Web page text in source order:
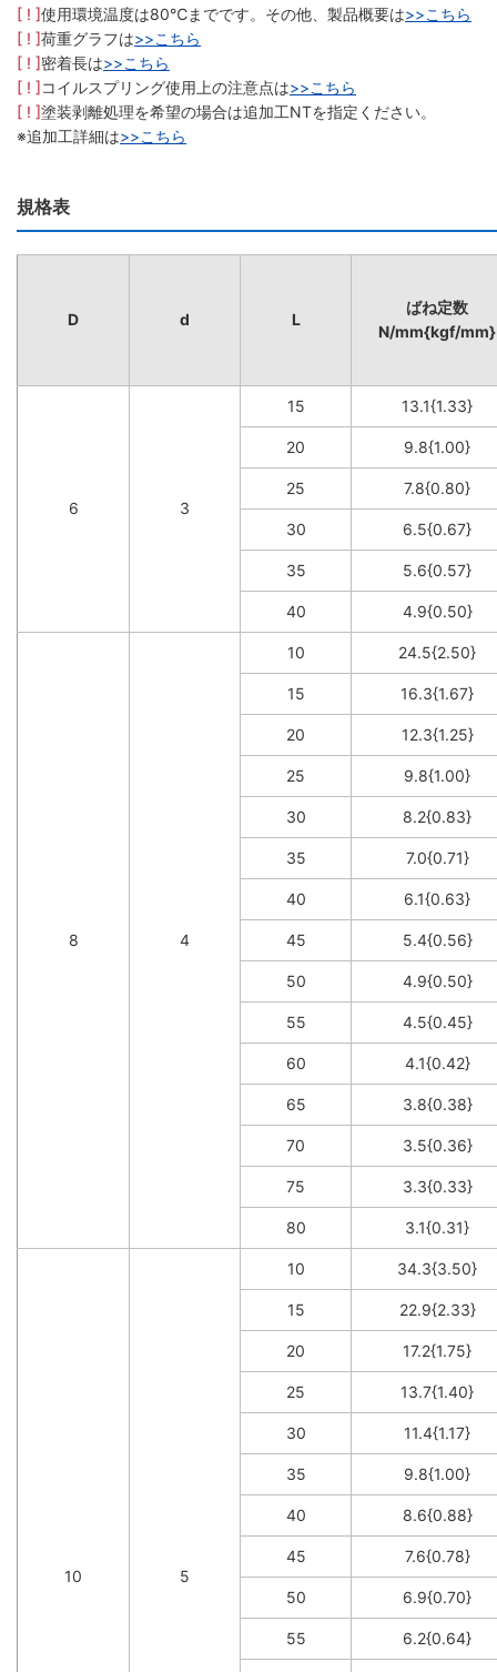
[ ! ]使用環境温度は80℃までです。その他、製品概要は>>こちら
[ ! ]荷重グラフは>>こちら
[ ! ]密着長は>>こちら
[ ! ]コイルスプリング使用上の注意点は>>こちら
[ ! ]塗装剥離処理を希望の場合は追加工NTを指定ください。
※追加工詳細は>>こちら
規格表
D d L
ばね定数
N/mm{kgf/mm}
6 3
15 13.1{1.33}
20 9.8{1.00}
25 7.8{0.80}
30 6.5{0.67}
35 5.6{0.57}
40 4.9{0.50}
8 4
10 24.5{2.50}
15 16.3{1.67}
20 12.3{1.25}
25 9.8{1.00}
30 8.2{0.83}
35 7.0{0.71}
40 6.1{0.63}
45 5.4{0.56}
50 4.9{0.50}
55 4.5{0.45}
60 4.1{0.42}
65 3.8{0.38}
70 3.5{0.36}
75 3.3{0.33}
80 3.1{0.31}
10 5
10 34.3{3.50}
15 22.9{2.33}
20 17.2{1.75}
25 13.7{1.40}
30 11.4{1.17}
35 9.8{1.00}
40 8.6{0.88}
45 7.6{0.78}
50 6.9{0.70}
55 6.2{0.64}